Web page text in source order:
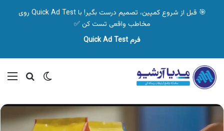
🎯 قبل از شروع کمپین، تصمیم درست بگیر! با Quick Ad Test روی
مخاطب واقعی تست کن ✅
فرم Quick Ad Test
تغییر پوسته
نمایشگر
ویدیو